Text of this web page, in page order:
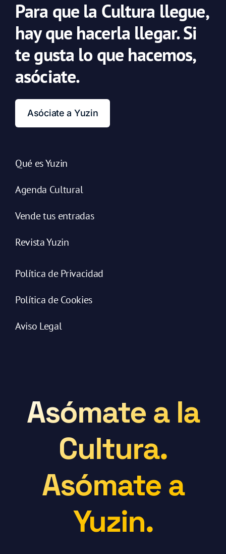
Para que la Cultura llegue,
hay que hacerla llegar. Si
te gusta lo que hacemos,
asóciate.
Asóciate a Yuzin
Qué es Yuzin
Agenda Cultural
Vende tus entradas
Revista Yuzin
Política de Privacidad
Política de Cookies
Aviso Legal
Asómate a la
Cultura.
Asómate a
Yuzin.